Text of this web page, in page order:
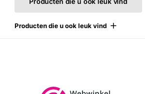
Producten die u ook leuk vind